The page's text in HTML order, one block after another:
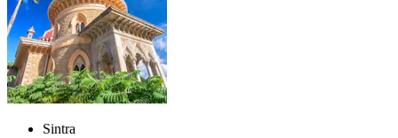
Sintra